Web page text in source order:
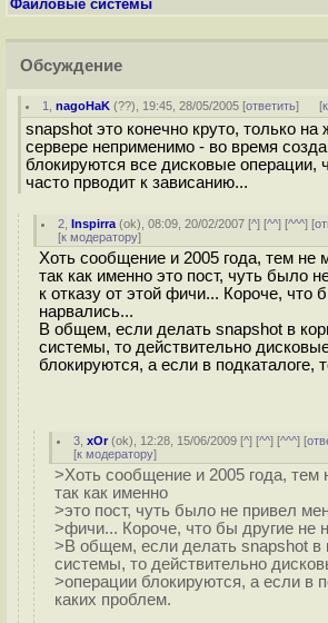
Файловые системы
Обсуждение
1 ,nagoHaK (??), 19:45, 28/05/2005 [ответить] [
snapshot это конечно круто, только на
сервере неприменимо - во время
блокируются все дисковые операции,
часто прводит к зависанию...
2 ,Inspirra (ok), 08:09, 20/02/2007 [^] [^^] [^^^] [
[к модератору]
Хоть сообщение и 2005 года, тем не
так как именно это пост, чуть было
к отказу от этой фичи... Короче, что
нарвались...
В общем, если делать snapshot в
системы, то действительно
блокируются, а если в подкаталоге,
3 ,xOr(ok), 12:28, 15/06/2009 [^] [^^] [^^^] [
[к модератору]
>Хоть сообщение и 2005 года, тем
так как именно
>это пост, чуть было не привел
>фичи... Короче, что бы другие не
>В общем, если делать snapshot в
системы, то действительно
>операции блокируются, а если в
каких проблем.